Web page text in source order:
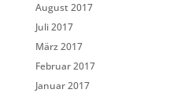
August 2017
Juli 2017
März 2017
Februar 2017
Januar 2017